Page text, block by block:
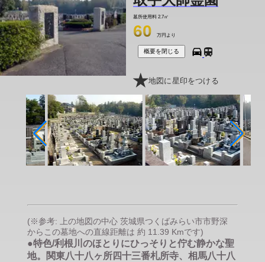
墓所使用料 2.7㎡
60 万円より
概要を閉じる
地図に星印をつける
(※参考: 上の地図の中心 茨城県つくばみらい市市野深
からこの墓地への直線距離は 約 11.39 Kmです)
●特色/利根川のほとりにひっそりと佇む静かな聖
地。関東八十八ヶ所四十三番札所寺、相馬八十八